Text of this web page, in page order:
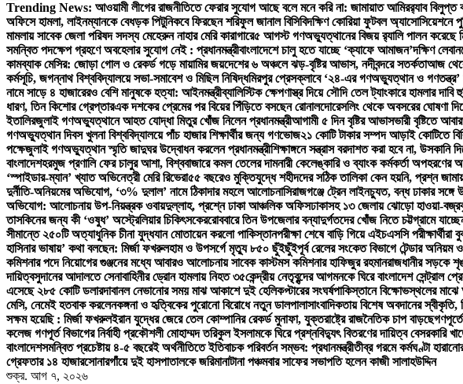
Trending News: আওয়ামী লীগের রাজনীতিতে ফেরার সুযোগ আছে বলে মনে করি না: জামায়াত আমিরর‍্যাব বিলুপ্ত
অফিসে হামলা, লাইনম্যানকে বেধড়ক পিটুনিকবে ফিরছেন শরিফুল জানাল বিসিবিদক্ষিণ কোরিয়া ফুটবল অ্যাসোসিয়েশনে
মামলায় সাবেক জেলা পরিষদ সদস্য মেহেরুন নাহার মেরি কারাগারে৫ আগস্ট গণঅভ্যুত্থানের বিজয় র‍্যালি পালন করেছে
সমন্বিত পদক্ষেপ গ্রহণে অবহেলার সুযোগ নেই : প্রধানমন্ত্রীবাংলাদেশে চালু হতে যাচ্ছে ‘ক্যাফে আমাজন’দক্ষিণ
কামব্যাক মেসির: জোড়া গোল ও রেকর্ড গড়ে মায়ামির জয়দেশের ৬ অঞ্চলে ঝড়-বৃষ্টির আভাস, নদীবন্দরে সতর্কতাআজ
কর্মসূচি, জগন্নাথ বিশ্ববিদ্যালয়ে সভা-সমাবেশ ও মিছিল নিষিদ্ধমিরপুর প্রেসক্লাবে ‘২৪-এর গণঅভ্যুত্থান ও গণতন্ত্র’
নামে সাড়ে ৪ হাজারেরও বেশি মানুষকে হত্যা: আইনমন্ত্রীব্যালিস্টিক ক্ষেপণাস্ত্র দিয়ে সৌদি তেল ট্যাংকারে হামলার দাবি
ধারণ, তিন কিশোর গ্রেপ্তারএক দশকের প্রেমের পর বিয়ের পিঁড়িতে বসছেন রোনালদোরেসলিং থেকে অবসরের ঘোষণা
ইতালিরজুলাই গণঅভ্যুত্থানে আহত যোদ্ধা মিতুর খোঁজ নিলেন প্রধানমন্ত্রীআগামী ৫ দিন বৃষ্টির আভাসভারী বৃষ্টিতে
গণঅভ্যুত্থান দিবস খুলনা বিশ্ববিদ্যালয়ে পাঁচ হাজার শিক্ষার্থীর জন্য গণভোজ২১ কোটি টাকার সম্পদ আড়াই কোটিতে
পক্ষেজুলাই গণঅভ্যুত্থান স্মৃতি জাদুঘর উদ্বোধন করলেন প্রধানমন্ত্রীশিক্ষাঙ্গনে সন্ত্রাস বরদাশত করা হবে না, উসকানি
বাংলাদেশহরমুজ প্রণালি ফের চালুর আশা, বিশ্ববাজারে কমল তেলের দামনারী কেলেঙ্কারি ও ব্যাংক কর্মকর্তা
‘স্পাইডার-ম্যান’ খ্যাত অভিনেত্রী মেরি রিভেরা৫৫ বছরেও মুক্তিযুদ্ধে শহীদদের সঠিক তালিকা কেন হয়নি, প্রশ্ন
দুর্নীতি-অনিয়মের অভিযোগ, ‘৩% দুলাল’ নামে ঠিকাদার মহলে আলোচনাসিরাজগঞ্জে ট্রেন লাইনচ্যুত, বন্ধ ঢাকার
অভিযোগ: আলোচনায় উপ-নিয়ন্ত্রক ওবায়দুল্লাহ, প্রশ্নে ঢাকা আঞ্চলিক অফিসঢাকাসহ ১৩ জেলায় ঝোড়ো হাওয়া-
তাসকিনের জন্য কী ‘ওষুধ’ অস্ট্রেলিয়ার চিকিৎসকেররোববারে তিন উপজেলার বন্যাদুর্গতদের খোঁজ নিতে চট্টগ্রামে
সীমান্তে ২৫০টি অত্যাধুনিক চীনা যুদ্ধযান মোতায়েন করলো পাকিস্তানপরীক্ষা শেষে বাড়ি গিয়ে এইচএসসি
হাসিনার ভাষায়’ কথা বলছেন: মির্জা ফখরুলহাম ও উপসর্গে মৃত্যু ৮৫০ ছুঁইছুঁইপূর্ব রেলের সংকেত বিভাগে টেন্ডার
কমিশনার পদে নিয়োগের গুঞ্জনের মধ্যে আবারও আলোচনায় সাবেক কাস্টমস কমিশনার হাফিজুর রহমানরাজধানীর সড়কে
দায়িত্বসুদানের আদালতে সেনাবাহিনীর ড্রোন হামলায় নিহত ৩৫কেন্দ্রীয় নেতৃবৃন্দের আগমনকে ঘিরে বাংলাদেশ সেন্ট্রাল
এসেছে ২৮৫ কোটি ডলারদাবানল নেভানোর সময় মাঝ আকাশে দুই হেলিকপ্টারের সংঘর্ষপাকিস্তানে বিক্ষোভস্থলের মাঝে
মেসি, নেমেই হতবাক করলেনকঙ্গনা ও হৃত্বিকের পুরোনো বিরোধে নতুন ডালপালাসাংবাদিকতায় বিশেষ অবদানের
সক্ষম হয়েছি : মির্জা ফখরুলইরান যুদ্ধের জেরে তেল কোম্পানির রেকর্ড মুনাফা, যুক্তরাষ্ট্রে রাজনৈতিক চাপ বাড়ছে
কলেজ গণপূর্ত বিভাগের নির্বাহী প্রকৌশলী মোহাম্মদ তরিকুল ইসলামকে ঘিরে প্রশ্নবিদ্যুৎ বিতরণের দায়িত্ব বেসরকারি
বাংলাদেশসমন্বিত প্রচেষ্টায় ৪-৫ বছরেই অর্থনীতিতে ইতিবাচক পরিবর্তন সম্ভব: প্রধানমন্ত্রীতীব্র গরমে কর্মঘণ্টা
গ্রেফতার ১৪ হাজারসোনারগাঁয়ে দুই হাসপাতালকে জরিমানাটানা পঞ্চমবার সাফের সভাপতি হলেন কাজী সালাহউদ্দিন
শুক্র. আগ ৭, ২০২৬